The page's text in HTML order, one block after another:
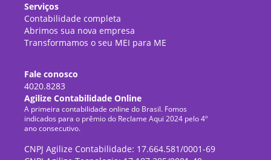
Serviços
Contabilidade completa
Abrimos sua nova empresa
Transformamos o seu MEI para ME
Fale conosco
4020.8283
Agilize Contabilidade Online
A primeira contabilidade online do Brasil. Fomos
indicados para o prêmio do Reclame Aqui 2024 pelo 4º
ano consecutivo.
CNPJ Agilize Contabilidade: 17.664.581/0001-69